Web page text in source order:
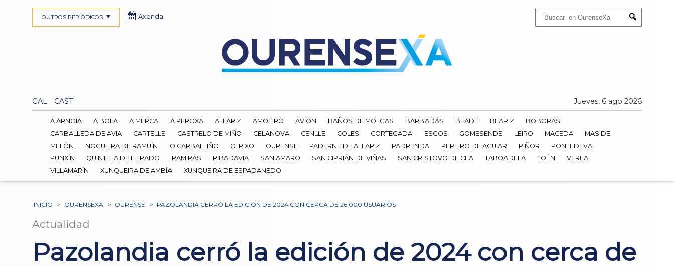
Submit
GAL CAST Jueves, 6 ago 2026
OUTROS PERIÓDICOS Axenda
A ARNOIA A BOLA A MERCA A PEROXA ALLARIZ AMOEIRO AVIÓN BAÑOS DE MOLGAS BARBADÁS BEADE BEARIZ
BOBORÁS
CARBALLEDA DE AVIA
CARTELLE CASTRELO DE MIÑO CELANOVA CENLLE COLES CORTEGADA ESGOS GOMESENDE LEIRO MACEDA
MASIDE
MELÓN
NOGUEIRA DE RAMUÍN O CARBALLIÑO O IRIXO OURENSE PADERNE DE ALLARIZ PADRENDA PEREIRO DE AGUIAR PIÑOR
PONTEDEVA
PUNXÍN
QUINTELA DE LEIRADO RAMIRÁS RIBADAVIA SAN AMARO SAN CIPRIÁN DE VIÑAS SAN CRISTOVO DE CEA TABOADELA TOÉN
VEREA
VILLAMARÍN
XUNQUEIRA DE AMBÍA XUNQUEIRA DE ESPADANEDO
INICIO > OURENSEXA > OURENSE > PAZOLANDIA CERRÓ LA EDICIÓN DE 2024 CON CERCA DE 26.000 USUARIOS
Actualidad
Pazolandia cerró la edición de 2024 con cerca de